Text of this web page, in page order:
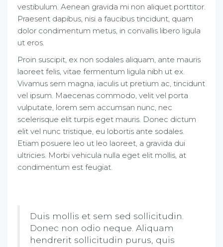
vestibulum. Aenean gravida mi non aliquet porttitor.
Praesent dapibus, nisi a faucibus tincidunt, quam
dolor condimentum metus, in convallis libero ligula
ut eros.
Proin suscipit, ex non sodales aliquam, ante mauris
laoreet felis, vitae fermentum ligula nibh ut ex.
Vivamus sem magna, iaculis ut pretium ac, tincidunt
vel ipsum. Maecenas commodo, velit vel porta
vulputate, lorem sem accumsan nunc, nec
scelerisque elit turpis eget mauris. Donec dictum
elit vel nunc tristique, eu lobortis ante sodales.
Etiam posuere leo ut leo laoreet, a gravida dui
ultricies. Morbi vehicula nulla eget elit mollis, at
condimentum est feugiat.
Duis mollis et sem sed sollicitudin.
Donec non odio neque. Aliquam
hendrerit sollicitudin purus, quis